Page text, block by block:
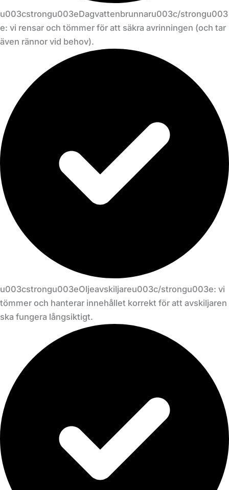
u003cstrongu003eDagvattenbrunnaru003c/strongu003
e: vi rensar och tömmer för att säkra avrinningen (och tar
även rännor vid behov).
u003cstrongu003eOljeavskiljareu003c/strongu003e: vi
tömmer och hanterar innehållet korrekt för att avskiljaren
ska fungera långsiktigt.